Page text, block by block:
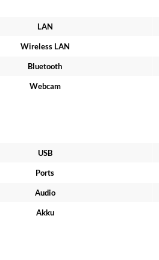
LAN
Wireless LAN
Bluetooth
Webcam
USB
Ports
Audio
Akku